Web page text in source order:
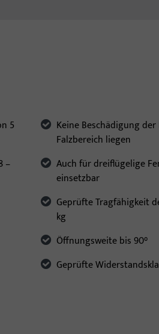
5
–
Keine Beschädigung
Falzbereich liegen
Auch für dreiflügelige
einsetzbar
Geprüfte Tragfähigkeit
kg
Öffnungsweite bis 90°
Geprüfte